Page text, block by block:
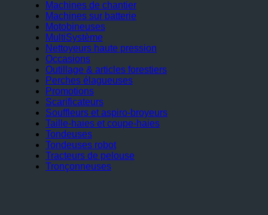
Machines de chantier
Machines sur batterie
Motobineuses
MultiSystème
Nettoyeurs haute pression
Occasions
Outillage & articles forestiers
Perches élagueuses
Promotions
Scarificateurs
Souffleurs et aspiro-broyeurs
Taille-haies et coupe-haies
Tondeuses
Tondeuses robot
Tracteurs de pelouse
Tronçonneuses